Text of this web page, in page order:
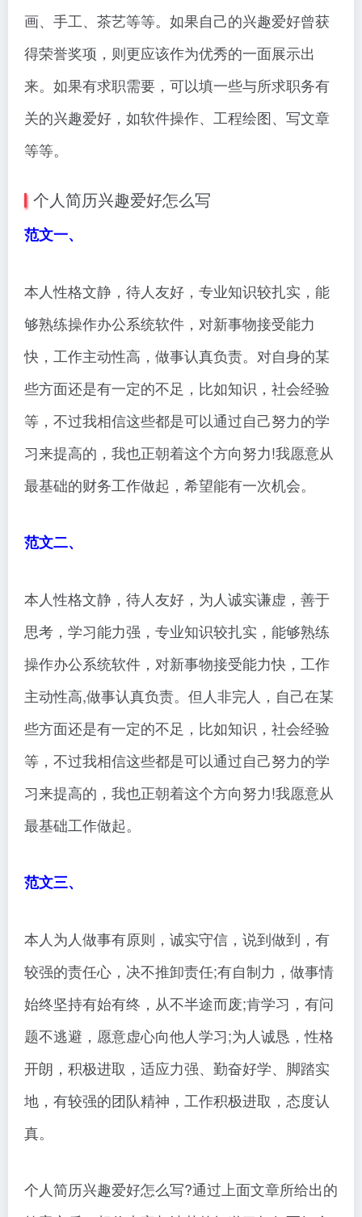
画、手工、茶艺等等。如果自己的兴趣爱好曾获
得荣誉奖项，则更应该作为优秀的一面展示出
来。如果有求职需要，可以填一些与所求职务有
关的兴趣爱好，如软件操作、工程绘图、写文章
等等。
个人简历兴趣爱好怎么写
范文一、
本人性格文静，待人友好，专业知识较扎实，能
够熟练操作办公系统软件，对新事物接受能力
快，工作主动性高，做事认真负责。对自身的某
些方面还是有一定的不足，比如知识，社会经验
等，不过我相信这些都是可以通过自己努力的学
习来提高的，我也正朝着这个方向努力!我愿意从
最基础的财务工作做起，希望能有一次机会。
范文二、
本人性格文静，待人友好，为人诚实谦虚，善于
思考，学习能力强，专业知识较扎实，能够熟练
操作办公系统软件，对新事物接受能力快，工作
主动性高,做事认真负责。但人非完人，自己在某
些方面还是有一定的不足，比如知识，社会经验
等，不过我相信这些都是可以通过自己努力的学
习来提高的，我也正朝着这个方向努力!我愿意从
最基础工作做起。
范文三、
本人为人做事有原则，诚实守信，说到做到，有
较强的责任心，决不推卸责任;有自制力，做事情
始终坚持有始有终，从不半途而废;肯学习，有问
题不逃避，愿意虚心向他人学习;为人诚恳，性格
开朗，积极进取，适应力强、勤奋好学、脚踏实
地，有较强的团队精神，工作积极进取，态度认
真。
个人简历兴趣爱好怎么写?通过上面文章所给出的